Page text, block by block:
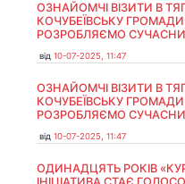
ОЗНАЙОМЧІ ВІЗИТИ В
КОЧУБЕЇВСЬКУ
РОЗРОБЛЯЄМО
від 10-07-2025, 11:47
ОЗНАЙОМЧІ ВІЗИТИ В
КОЧУБЕЇВСЬКУ
РОЗРОБЛЯЄМО
від 10-07-2025, 11:47
ОДИНАДЦЯТЬ РОКІВ